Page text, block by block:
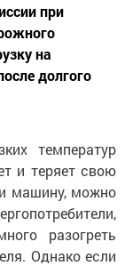
при
на
долгого
температур
и теряет свою
машину, можно
разогреть
Однако если